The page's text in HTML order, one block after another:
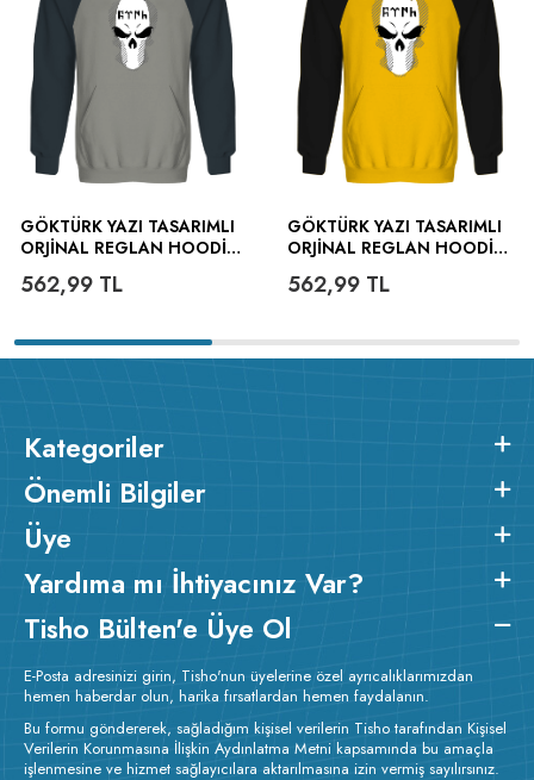
GÖKTÜRK YAZI TASARIMLI
ORJINAL REGLAN HOODIE
562,99 TL
GÖKTÜRK YAZI TASARIMLI
ORJINAL REGLAN HOODIE
562,99TL
Kategoriler
Önemli Bilgiler
Üye
Yardıma mı İhtiyacınız Var?
Tisho Bülten'e Üye Ol
E-Posta adresinizi girin, Tisho'nun üyelerine özel ayrıcalıklarımızdan
hemen haberdar olun, harika fırsatlardan hemen faydalanın.
Bu formu göndererek, sağladığım kişisel verilerin Tisho tarafından Kişisel
Verilerin Korunmasına İlişkin Aydınlatma Metni kapsamında bu amaçla
işlenmesine ve hizmet sağlayıcılara aktarılmasına izin vermiş sayılırsınız.